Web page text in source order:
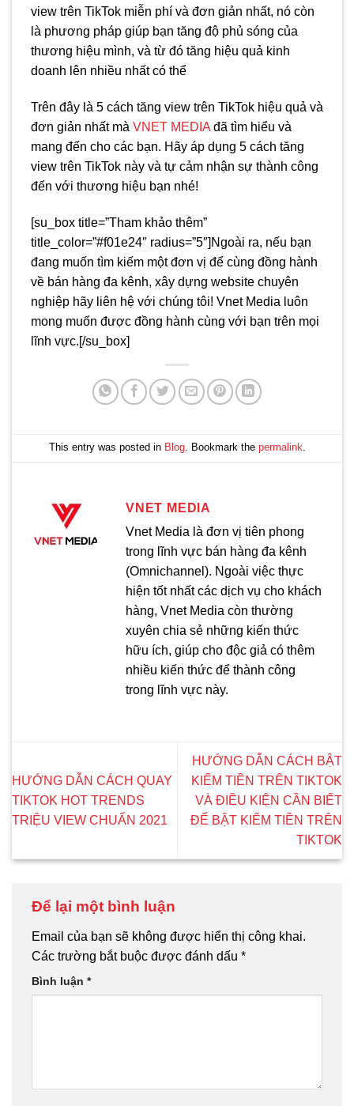
view trên TikTok miễn phí và đơn giản nhất, nó còn
là phương pháp giúp bạn tăng độ phủ sóng của
thương hiệu mình, và từ đó tăng hiệu quả kinh
doanh lên nhiều nhất có thể
Trên đây là 5 cách tăng view trên TikTok hiệu quả và
đơn giản nhất mà VNET MEDIA đã tìm hiểu và
mang đến cho các bạn. Hãy áp dụng 5 cách tăng
view trên TikTok này và tự cảm nhận sự thành công
đến với thương hiệu bạn nhé!
[su_box title=”Tham khảo thêm”
title_color=”#f01e24″ radius=”5″]Ngoài ra, nếu bạn
đang muốn tìm kiếm một đơn vị để cùng đồng hành
về bán hàng đa kênh, xây dựng website chuyên
nghiệp hãy liên hệ với chúng tôi! Vnet Media luôn
mong muốn được đồng hành cùng với bạn trên mọi
lĩnh vực.[/su_box]
This entry was posted in Blog. Bookmark the permalink.
VNET MEDIA
Vnet Media là đơn vị tiên phong
trong lĩnh vực bán hàng đa kênh
(Omnichannel). Ngoài việc thực
hiện tốt nhất các dịch vụ cho khách
hàng, Vnet Media còn thường
xuyên chia sẻ những kiến thức
hữu ích, giúp cho độc giả có thêm
nhiều kiến thức để thành công
trong lĩnh vực này.
HƯỚNG DẪN CÁCH QUAY
TIKTOK HOT TRENDS
TRIỆU VIEW CHUẨN 2021
HƯỚNG DẪN CÁCH BẬT
KIẾM TIỀN TRÊN TIKTOK
VÀ ĐIỀU KIỆN CẦN BIẾT
ĐỂ BẬT KIẾM TIỀN TRÊN
TIKTOK
Để lại một bình luận
Email của bạn sẽ không được hiển thị công khai.
Các trường bắt buộc được đánh dấu *
Bình luận *